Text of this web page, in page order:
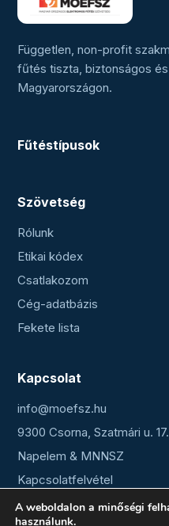
Független, non-profit
fűtés tiszta, biztonságos
Magyarországon.
Fűtéstípusok
Szövetség
Rólunk
Etikai kódex
Csatlakozom
Cég-adatbázis
Fekete lista
Kapcsolat
info@moefsz.hu
9300 Csorna, Szatmári u. 17.
Napelem & MNNSZ
Kapcsolatfelvétel
A weboldalon a minőségi
használunk.